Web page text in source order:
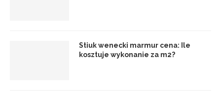
Stiuk wenecki marmur cena: Ile
kosztuje wykonanie za m2?